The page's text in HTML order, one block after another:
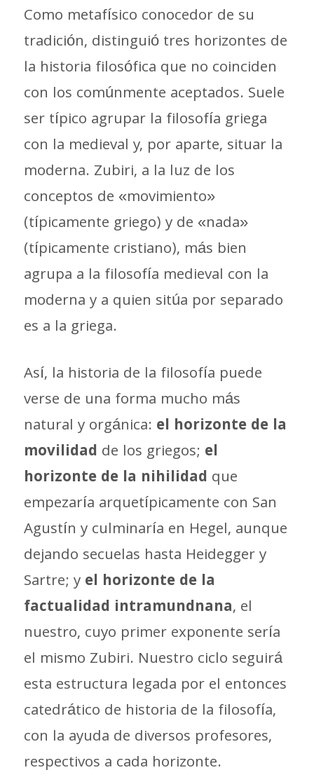
Como metafísico conocedor de su
tradición, distinguió tres horizontes de
la historia filosófica que no coinciden
con los comúnmente aceptados. Suele
ser típico agrupar la filosofía griega
con la medieval y, por aparte, situar la
moderna. Zubiri, a la luz de los
conceptos de «movimiento»
(típicamente griego) y de «nada»
(típicamente cristiano), más bien
agrupa a la filosofía medieval con la
moderna y a quien sitúa por separado
es a la griega.
Así, la historia de la filosofía puede
verse de una forma mucho más
natural y orgánica: el horizonte de la
movilidad de los griegos; el
horizonte de la nihilidad que
empezaría arquetípicamente con San
Agustín y culminaría en Hegel, aunque
dejando secuelas hasta Heidegger y
Sartre; y el horizonte de la
factualidad intramundnana, el
nuestro, cuyo primer exponente sería
el mismo Zubiri. Nuestro ciclo seguirá
esta estructura legada por el entonces
catedrático de historia de la filosofía,
con la ayuda de diversos profesores,
respectivos a cada horizonte.